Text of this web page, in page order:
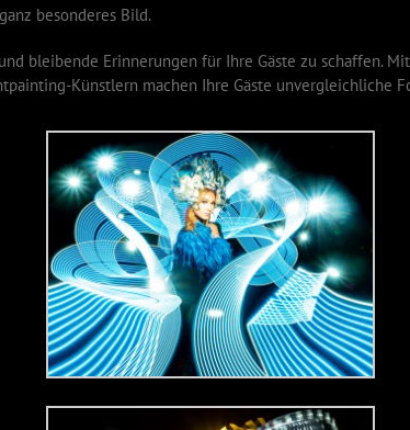
besonderes Bild.
bleibende Erinnerungen für Ihre Gäste zu schaffen.
Künstlern machen Ihre Gäste unvergleichliche